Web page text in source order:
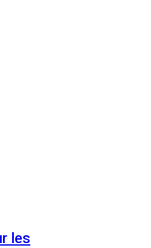
les